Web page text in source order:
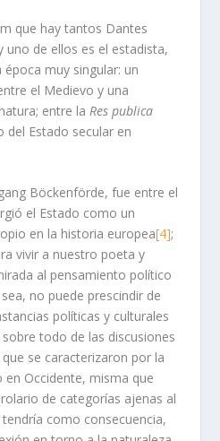
que hay tantos Dantes
uno de ellos es el estadista,
muy singular: un
el Medievo y una
entre la Res publica
del Estado secular en
Böckenförde, fue entre el
el Estado como un
en la historia europea[4];
vivir a nuestro poeta y
al pensamiento político
no puede prescindir de
políticas y culturales
todo de las discusiones
se caracterizaron por la
Occidente, misma que
de categorías ajenas al
como consecuencia,